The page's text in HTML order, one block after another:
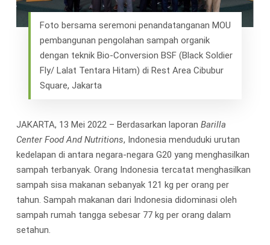
Foto bersama seremoni penandatanganan MOU
pembangunan pengolahan sampah organik
dengan teknik Bio-Conversion BSF (Black Soldier
Fly/ Lalat Tentara Hitam) di Rest Area Cibubur
Square, Jakarta
JAKARTA, 13 Mei 2022 – Berdasarkan laporan Barilla
Center Food And Nutritions, Indonesia menduduki urutan
kedelapan di antara negara-negara G20 yang menghasilkan
sampah terbanyak. Orang Indonesia tercatat menghasilkan
sampah sisa makanan sebanyak 121 kg per orang per
tahun. Sampah makanan dari Indonesia didominasi oleh
sampah rumah tangga sebesar 77 kg per orang dalam
setahun.